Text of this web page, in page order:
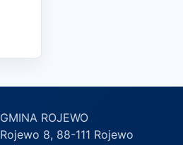
GMINA ROJEWO
Rojewo 8, 88-111 Rojewo